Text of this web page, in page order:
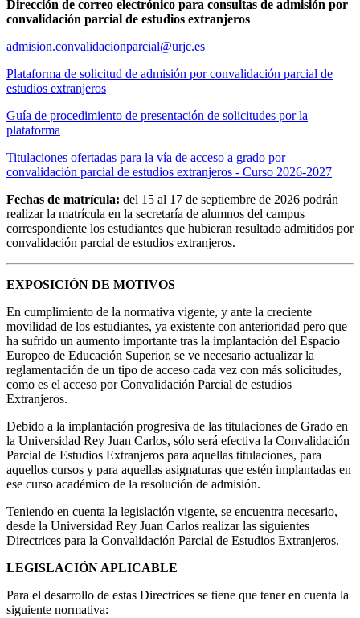
Dirección de correo electrónico para consultas de admisión por
convalidación parcial de estudios extranjeros
admision.convalidacionparcial@urjc.es
Plataforma de solicitud de admisión por convalidación parcial de
estudios extranjeros
Guía de procedimiento de presentación de solicitudes por la
plataforma
Titulaciones ofertadas para la vía de acceso a grado por
convalidación parcial de estudios extranjeros - Curso 2026-2027
Fechas de matrícula: del 15 al 17 de septiembre de 2026 podrán
realizar la matrícula en la secretaría de alumnos del campus
correspondiente los estudiantes que hubieran resultado admitidos por
convalidación parcial de estudios extranjeros.
EXPOSICIÓN DE MOTIVOS
En cumplimiento de la normativa vigente, y ante la creciente
movilidad de los estudiantes, ya existente con anterioridad pero que
ha sufrido un aumento importante tras la implantación del Espacio
Europeo de Educación Superior, se ve necesario actualizar la
reglamentación de un tipo de acceso cada vez con más solicitudes,
como es el acceso por Convalidación Parcial de estudios
Extranjeros.
Debido a la implantación progresiva de las titulaciones de Grado en
la Universidad Rey Juan Carlos, sólo será efectiva la Convalidación
Parcial de Estudios Extranjeros para aquellas titulaciones, para
aquellos cursos y para aquellas asignaturas que estén implantadas en
ese curso académico de la resolución de admisión.
Teniendo en cuenta la legislación vigente, se encuentra necesario,
desde la Universidad Rey Juan Carlos realizar las siguientes
Directrices para la Convalidación Parcial de Estudios Extranjeros.
LEGISLACIÓN APLICABLE
Para el desarrollo de estas Directrices se tiene que tener en cuenta la
siguiente normativa: